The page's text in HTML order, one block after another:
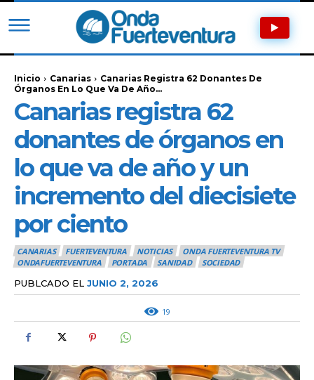
Inicio Canarias
Canarias Registra 62 Donantes De
Órganos En Lo Que Va De Año...
Canarias registra 62
donantes de órganos en
lo que va de año y un
incremento del diecisiete
por ciento
CANARIAS FUERTEVENTURA NOTICIAS
ONDA FUERTEVENTURA TV
ONDAFUERTEVENTURA
PORTADA SANIDAD SOCIEDAD
PUBLCADO EL JUNIO 2, 2026
19